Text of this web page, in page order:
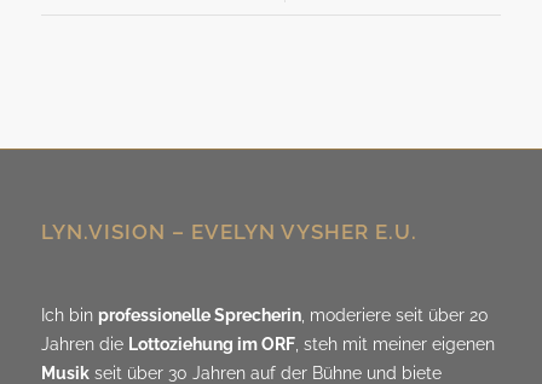
LYN.VISION – EVELYN VYSHER E.U.
Ich bin professionelle Sprecherin, moderiere seit über 20
Jahren die Lottoziehung im ORF, steh mit meiner eigenen
Musikseit über 30 Jahren auf der Bühne und biete